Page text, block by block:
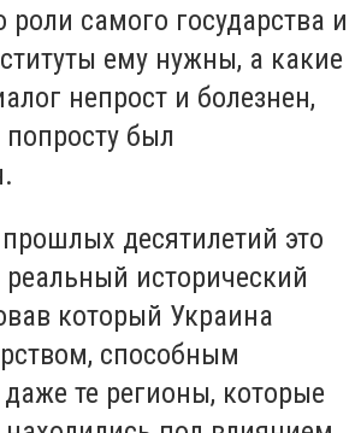
роли самого государства и
ему нужны, а какие
непрост и болезнен,
был
десятилетий это
исторический
который Украина
способным
даже те регионы, которые